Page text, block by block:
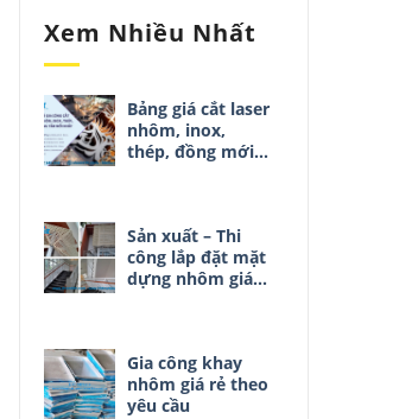
Xem Nhiều Nhất
Bảng giá cắt laser
nhôm, inox,
thép, đồng mới
Sản xuất – Thi
công lắp đặt mặt
dựng nhôm giá
Gia công khay
nhôm giá rẻ theo
yêu cầu